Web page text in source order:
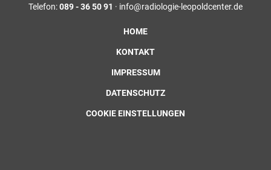
Telefon:089 - 36 50 91 · info@radiologie-leopoldcenter.de
HOME
KONTAKT
IMPRESSUM
DATENSCHUTZ
COOKIE EINSTELLUNGEN